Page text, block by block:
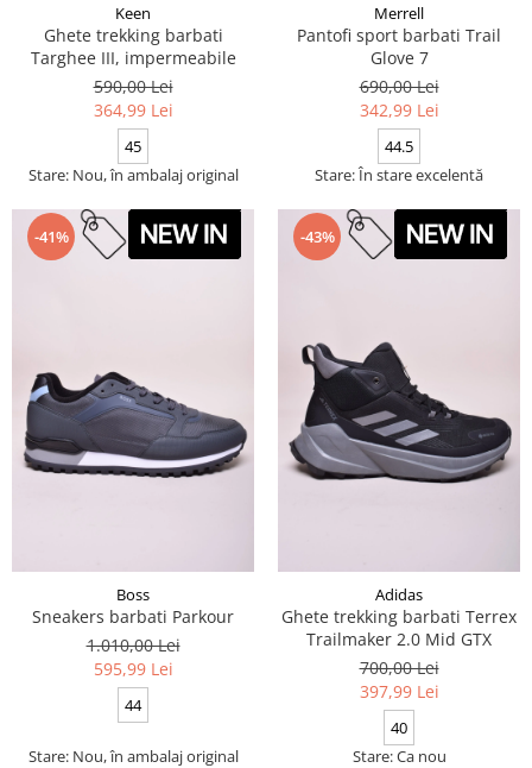
Keen
Ghete trekking barbati
Targhee III, impermeabile
590,00 Lei
364,99 Lei
45
Stare: Nou, în ambalaj original
Merrell
Pantofi sport barbati Trail
Glove 7
690,00 Lei
342,99 Lei
44.5
Stare: În stare excelentă
-41%
Boss
Sneakers barbati Parkour
1.010,00 Lei
595,99 Lei
44
Stare: Nou, în ambalaj original
-43%
Adidas
Ghete trekking barbati Terrex
Trailmaker 2.0 Mid GTX
700,00 Lei
397,99 Lei
40
Stare: Ca nou